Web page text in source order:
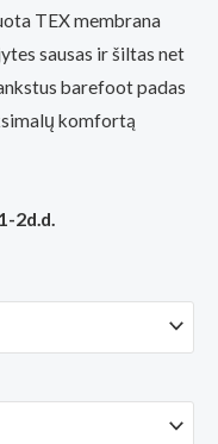
TEX membrana
sausas ir šiltas net
barefoot padas
komfortą
2d.d.